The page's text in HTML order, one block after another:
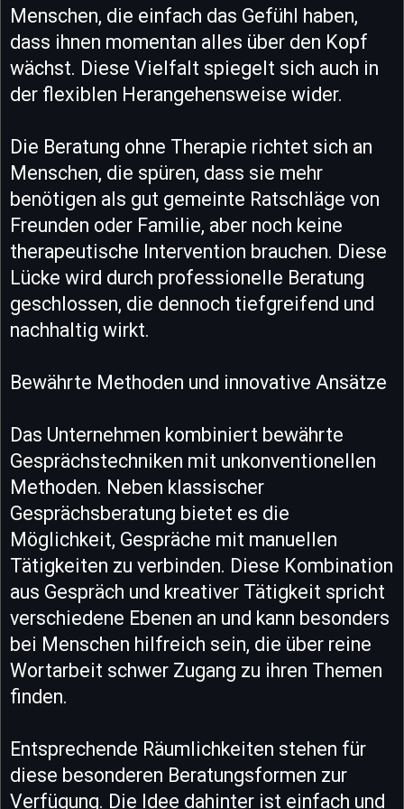
Menschen, die einfach das Gefühl haben,
dass ihnen momentan alles über den Kopf
wächst. Diese Vielfalt spiegelt sich auch in
der flexiblen Herangehensweise wider.
Die Beratung ohne Therapie richtet sich an
Menschen, die spüren, dass sie mehr
benötigen als gut gemeinte Ratschläge von
Freunden oder Familie, aber noch keine
therapeutische Intervention brauchen. Diese
Lücke wird durch professionelle Beratung
geschlossen, die dennoch tiefgreifend und
nachhaltig wirkt.
Bewährte Methoden und innovative Ansätze
Das Unternehmen kombiniert bewährte
Gesprächstechniken mit unkonventionellen
Methoden. Neben klassischer
Gesprächsberatung bietet es die
Möglichkeit, Gespräche mit manuellen
Tätigkeiten zu verbinden. Diese Kombination
aus Gespräch und kreativer Tätigkeit spricht
verschiedene Ebenen an und kann besonders
bei Menschen hilfreich sein, die über reine
Wortarbeit schwer Zugang zu ihren Themen
finden.
Entsprechende Räumlichkeiten stehen für
diese besonderen Beratungsformen zur
Verfügung. Die Idee dahinter ist einfach und